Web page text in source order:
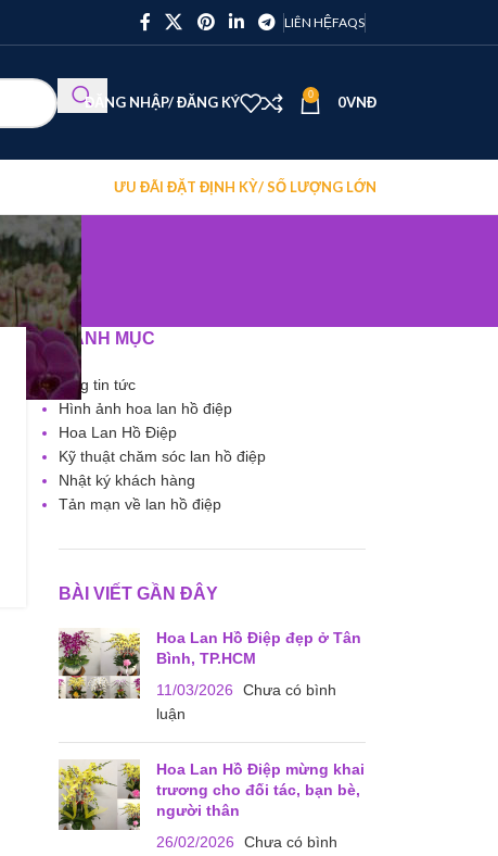
LIÊN HỆFAQS
ĐĂNG NHẬP/ ĐĂNG KÝ 0 0VNĐ
ƯU ĐÃI ĐẶT ĐỊNH KỲ/ SỐ LƯỢNG LỚN
DANH MỤC
Blog tin tức
Hình ảnh hoa lan hồ điệp
Hoa Lan Hồ Điệp
Kỹ thuật chăm sóc lan hồ điệp
Nhật ký khách hàng
Tản mạn về lan hồ điệp
BÀI VIẾT GẦN ĐÂY
Hoa Lan Hồ Điệp đẹp ở Tân
Bình, TP.HCM
11/03/2026
Chưa có bình
luận
Hoa Lan Hồ Điệp mừng khai
trương cho đối tác, bạn bè,
người thân
26/02/2026
Chưa có bình